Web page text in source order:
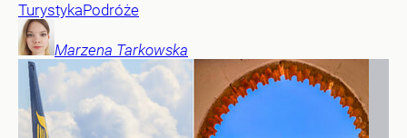
TurystykaPodróże
Marzena Tarkowska